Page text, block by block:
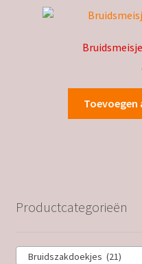
Toevoegen
Productcategorieën
Bruidszakdoekjes (21)